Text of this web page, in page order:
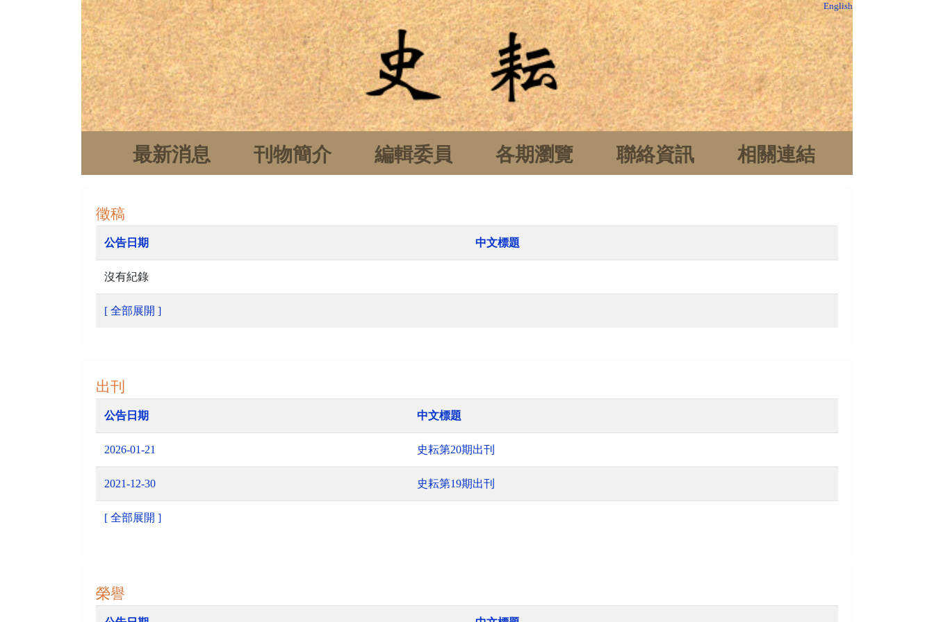
English
最新消息 刊物簡介 編輯委員 各期瀏覽 聯絡資訊 相關連結
徵稿
公告日期 中文標題
沒有紀錄
[ 全部展開 ]
出刊
公告日期 中文標題
2026-01-21 史耘第20期出刊
2021-12-30 史耘第19期出刊
[ 全部展開 ]
榮譽